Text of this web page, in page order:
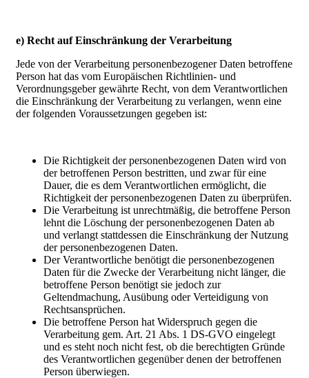
e) Recht auf Einschränkung der Verarbeitung
Jede von der Verarbeitung personenbezogener Daten betroffene
Person hat das vom Europäischen Richtlinien- und
Verordnungsgeber gewährte Recht, von dem Verantwortlichen
die Einschränkung der Verarbeitung zu verlangen, wenn eine
der folgenden Voraussetzungen gegeben ist:
Die Richtigkeit der personenbezogenen Daten wird von
der betroffenen Person bestritten, und zwar für eine
Dauer, die es dem Verantwortlichen ermöglicht, die
Richtigkeit der personenbezogenen Daten zu überprüfen.
Die Verarbeitung ist unrechtmäßig, die betroffene Person
lehnt die Löschung der personenbezogenen Daten ab
und verlangt stattdessen die Einschränkung der Nutzung
der personenbezogenen Daten.
Der Verantwortliche benötigt die personenbezogenen
Daten für die Zwecke der Verarbeitung nicht länger, die
betroffene Person benötigt sie jedoch zur
Geltendmachung, Ausübung oder Verteidigung von
Rechtsansprüchen.
Die betroffene Person hat Widerspruch gegen die
Verarbeitung gem. Art. 21 Abs. 1 DS-GVO eingelegt
und es steht noch nicht fest, ob die berechtigten Gründe
des Verantwortlichen gegenüber denen der betroffenen
Person überwiegen.